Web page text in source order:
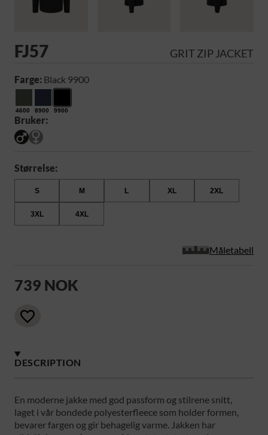
FJ57 GRIT ZIP JACKET
Farge: Black 9900
4600 8900 9900
Bruker:
Størrelse:
S M L XL 2XL
3XL 4XL
Måletabell
739 NOK
DESCRIPTION
En moderne jakke med god passform og stilrene snitt,
laget i vår bondede polyesterfleece som holder formen,
bevarer fargen og gir behagelig varme. Jakken har